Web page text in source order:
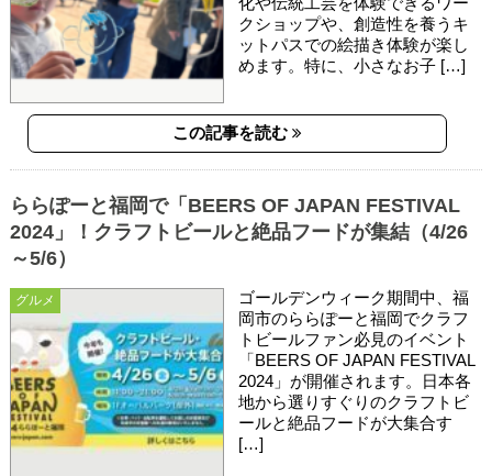
クショップや、創造性を養うキ
ットパスでの絵描き体験が楽し
めます。特に、小さなお子 […]
この記事を読む
グルメ
ららぽーと福岡で「BEERS OF JAPAN FESTIVAL
2024」！クラフトビールと絶品フードが集結（4/26
～5/6）
ゴールデンウィーク期間中、福
岡市のららぽーと福岡でクラフ
トビールファン必見のイベント
「BEERS OF JAPAN FESTIVAL
2024」が開催されます。日本各
地から選りすぐりのクラフトビ
ールと絶品フードが大集合す
[…]